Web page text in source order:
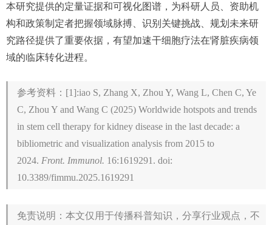
本研究提供的定量证据和可视化图谱，为科研人员、资助机
构和政策制定者把握领域脉搏、识别关键挑战、规划未来研
究路径提供了重要依据，有望加速干细胞疗法在肾脏疾病领
域的临床转化进程。
参考资料：[1]:iao S, Zhang X, Zhou Y, Wang L, Chen C, Ye
C, Zhou Y and Wang C (2025) Worldwide hotspots and trends
in stem cell therapy for kidney disease in the last decade: a
bibliometric and visualization analysis from 2015 to
2024. Front. Immunol. 16:1619291. doi:
10.3389/fimmu.2025.1619291
免责说明：本文仅用于传播科普知识，分享行业观点，不